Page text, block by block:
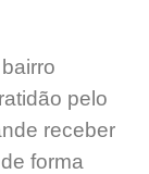
pelo
receber
forma